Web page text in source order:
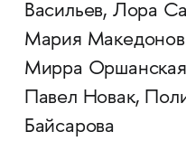
Васильев, Лора
Мария
Мирра
Павел Новак,
Байсарова